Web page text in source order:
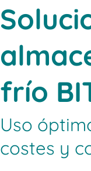
frío
Uso
costes y